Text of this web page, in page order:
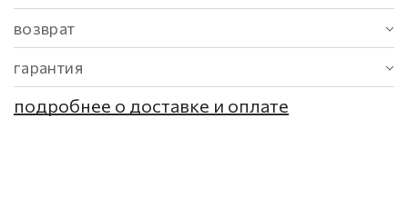
возврат
гарантия
подробнее о доставке и оплате